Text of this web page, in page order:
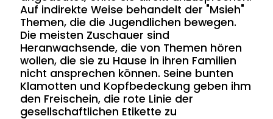
Auf indirekte Weise behandelt der "Msieh"
Themen, die die Jugendlichen bewegen.
Die meisten Zuschauer sind
Heranwachsende, die von Themen hören
wollen, die sie zu Hause in ihren Familien
nicht ansprechen können. Seine bunten
Klamotten und Kopfbedeckung geben ihm
den Freischein, die rote Linie der
gesellschaftlichen Etikette zu